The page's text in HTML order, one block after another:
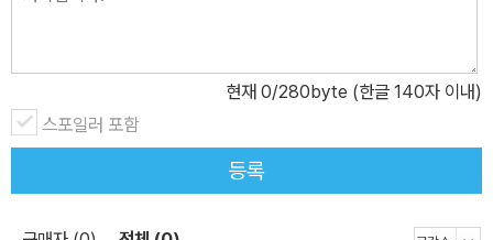
현재 0/280byte (한글 140자 이내)
스포일러 포함
등록